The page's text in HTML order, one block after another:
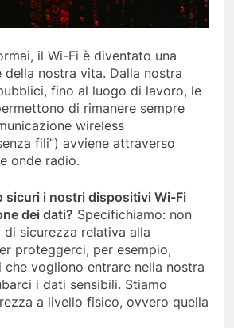
il Wi-Fi è diventato una
della nostra vita. Dalla nostra
fino al luogo di lavoro, le
di rimanere sempre
wireless
fili”) avviene attraverso
onde radio.
sicuri i nostri dispositivi Wi-Fi
dei dati? Specifichiamo: non
sicurezza relativa alla
proteggerci, per esempio,
vogliono entrare nella nostra
i dati sensibili. Stiamo
a livello fisico, ovvero quella